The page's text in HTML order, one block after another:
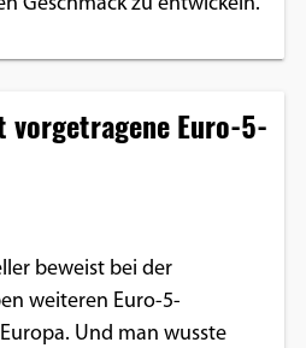
vorgetragene Euro-5-
beweist bei der
weiteren Euro-5-
Und man wusste